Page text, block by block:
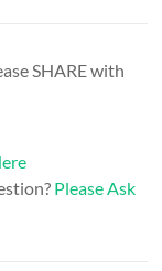
SHARE with
Please Ask